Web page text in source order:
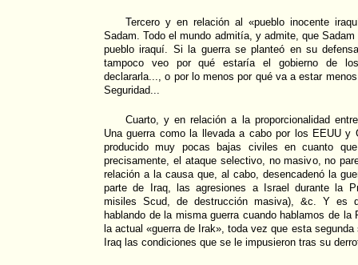
Tercero y en relación al «pueblo inocente
Sadam. Todo el mundo admitía, y admite, que
pueblo iraquí. Si la guerra se planteó en su
tampoco veo por qué estaría el gobierno de
declararla..., o por lo menos por qué va a estar
Seguridad...
Cuarto, y en relación a la proporcionalidad
Una guerra como la llevada a cabo por los EEUU y
producido muy pocas bajas civiles en cuanto
precisamente, el ataque selectivo, no masivo, no
relación a la causa que, al cabo, desencadenó la
parte de Iraq, las agresiones a Israel durante la
misiles Scud, de destrucción masiva), &c. Y es
hablando de la misma guerra cuando hablamos de la
la actual «guerra de Irak», toda vez que esta
Iraq las condiciones que se le impusieron tras su